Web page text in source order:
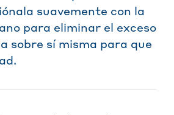
suavemente con la
para eliminar el exceso
sobre sí misma para que